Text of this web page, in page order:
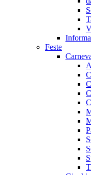
Feste